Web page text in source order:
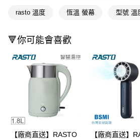
結帳頁面，進行簡訊認證並確認金額後，即可完
ATM／網路銀行／等多元方式進行付款，方視為
購買商品的店家。未經商家同意取消之訂單仍
後付繳納相關費用。
※ 交易是否成功請以「AFTEE先享後付 」之結
是否繳費成功／繳費後需取消欲退款等相關疑
https://
【注意事項】
１．透過由恩沛科技股份有限公司提供之「
易，需依本服務之必要範圍內提供個人資料，
每筆NT$300
rasto 溫度 恆溫 螢幕 型號 溫
🔻你可能會喜歡
【廠商直送】RASTO
【廠商直送】